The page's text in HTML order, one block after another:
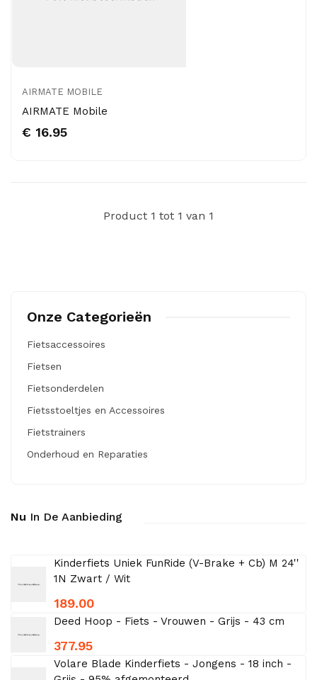
AIRMATE MOBILE
AIRMATE Mobile
€ 16.95
Product 1 tot 1 van 1
Onze Categorieën
Fietsaccessoires
Fietsen
Fietsonderdelen
Fietsstoeltjes en Accessoires
Fietstrainers
Onderhoud en Reparaties
Nu In De Aanbieding
Kinderfiets Uniek FunRide (V-Brake + Cb) M 24''
1N Zwart / Wit
189.00
Deed Hoop - Fiets - Vrouwen - Grijs - 43 cm
377.95
Volare Blade Kinderfiets - Jongens - 18 inch -